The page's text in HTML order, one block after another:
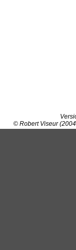
© Robert Viseur